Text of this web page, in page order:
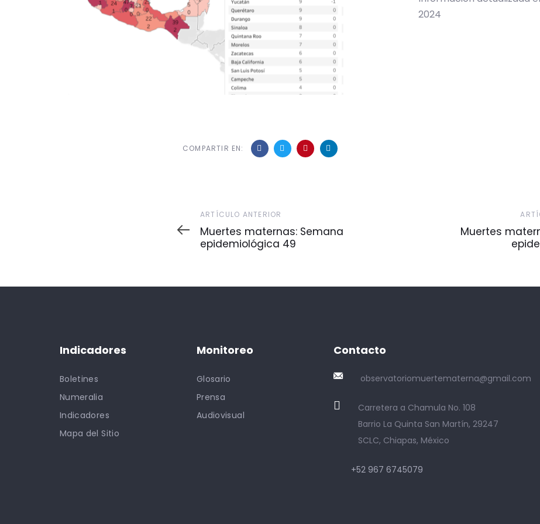
2024
COMPARTIR EN:
Artículo
Anterior
ARTÍCULO ANTERIOR
Muertes maternas: Semana
epidemiológica 49
Siguiente
Muertes
Indicadores
Boletines
Numeralia
Indicadores
Mapa del Sitio
Monitoreo
Glosario
Prensa
Audiovisual
Contacto
observatoriomuertematerna@gmail.com
Carretera a Chamula No. 108
Barrio La Quinta San Martín, 29247
SCLC, Chiapas, México
+52 967 6745079